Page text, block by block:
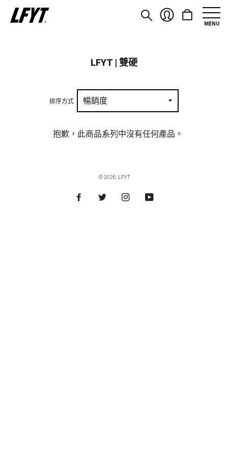
MENU
LFYT | 雙硬
排序方式
抱歉，此商品系列中沒有任何產品。
© 2026, LFYT